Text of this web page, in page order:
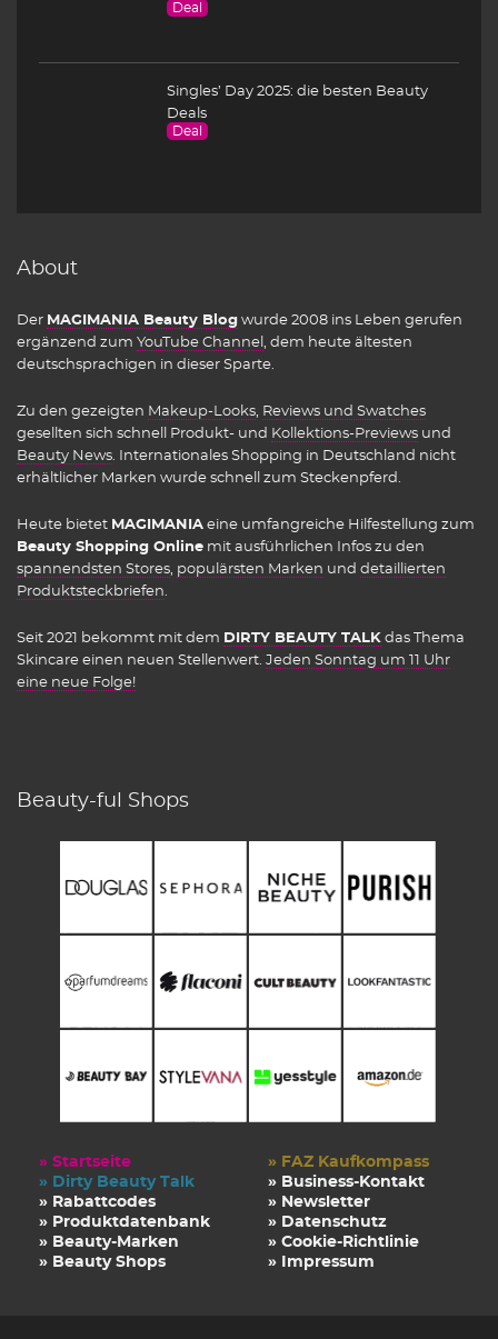
Deal
Singles’ Day 2025: die besten Beauty
Deals
Deal
About
Der MAGIMANIA Beauty Blog wurde 2008 ins Leben gerufen
ergänzend zum YouTube Channel , dem heute ältesten
deutschsprachigen in dieser Sparte.
Zu den gezeigten Makeup-Looks, Reviews und Swatches
gesellten sich schnell Produkt- und Kollektions-Previews und
Beauty News. Internationales Shopping in Deutschland nicht
erhältlicher Marken wurde schnell zum Steckenpferd.
Heute bietet MAGIMANIA eine umfangreiche Hilfestellung zum
Beauty Shopping Online mit ausführlichen Infos zu den
spannendsten Stores, populärsten Marken und detaillierten
Produktsteckbriefen.
Seit 2021 bekommt mit dem DIRTY BEAUTY TALK das Thema
Skincare einen neuen Stellenwert. Jeden Sonntag um 11 Uhr
eine neue Folge!
Beauty-ful Shops
» Startseite
» Dirty Beauty Talk
» Rabattcodes
» Produktdatenbank
» Beauty-Marken
» Beauty Shops
» FAZ Kaufkompass
» Business-Kontakt
» Newsletter
» Datenschutz
» Cookie-Richtlinie
» Impressum